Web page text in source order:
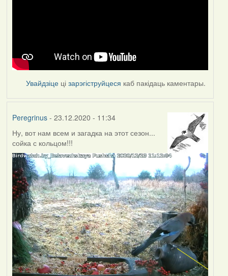
Увайдзіце цізарэгіструйцеся каб пакідаць каментары.
Peregrinus- 23.12.2020 - 11:34
Ну, вот нам всем и загадка на этот сезон...
сойка с кольцом!!!